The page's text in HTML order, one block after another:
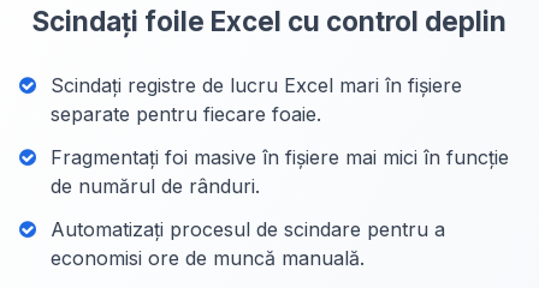
Scindați foile Excel cu control deplin
Scindați registre de lucru Excel mari în fișiere
separate pentru fiecare foaie.
Fragmentați foi masive în fișiere mai mici în funcție
de numărul de rânduri.
Automatizați procesul de scindare pentru a
economisi ore de muncă manuală.